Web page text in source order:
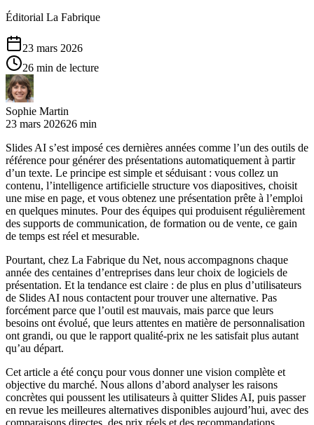
Éditorial La Fabrique
23 mars 2026
26 min de lecture
Sophie Martin
23 mars 202626 min
Slides AI s’est imposé ces dernières années comme l’un des outils de
référence pour générer des présentations automatiquement à partir
d’un texte. Le principe est simple et séduisant : vous collez un
contenu, l’intelligence artificielle structure vos diapositives, choisit
une mise en page, et vous obtenez une présentation prête à l’emploi
en quelques minutes. Pour des équipes qui produisent régulièrement
des supports de communication, de formation ou de vente, ce gain
de temps est réel et mesurable.
Pourtant, chez La Fabrique du Net, nous accompagnons chaque
année des centaines d’entreprises dans leur choix de logiciels de
présentation. Et la tendance est claire : de plus en plus d’utilisateurs
de Slides AI nous contactent pour trouver une alternative. Pas
forcément parce que l’outil est mauvais, mais parce que leurs
besoins ont évolué, que leurs attentes en matière de personnalisation
ont grandi, ou que le rapport qualité-prix ne les satisfait plus autant
qu’au départ.
Cet article a été conçu pour vous donner une vision complète et
objective du marché. Nous allons d’abord analyser les raisons
concrètes qui poussent les utilisateurs à quitter Slides AI, puis passer
en revue les meilleures alternatives disponibles aujourd’hui, avec des
comparaisons directes, des prix réels et des recommandations